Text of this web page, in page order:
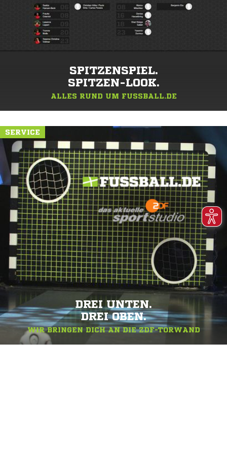
SPITZENSPIEL.
SPITZEN-LOOK.
ALLES RUND UM FUSSBALL.DE
SERVICE
DREI UNTEN.
DREI OBEN.
WIR BRINGEN DICH AN DIE ZDF-TORWAND